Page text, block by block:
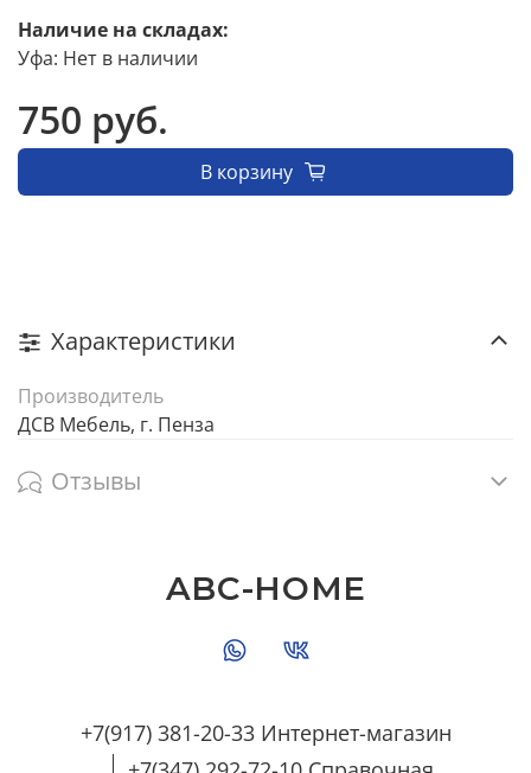
Наличие на складах:
Уфа: Нет в наличии
750 руб.
В корзину
Характеристики
Производитель
ДСВ Мебель, г. Пенза
Отзывы
+7(917) 381-20-33 Интернет-магазин
ABC-HOME